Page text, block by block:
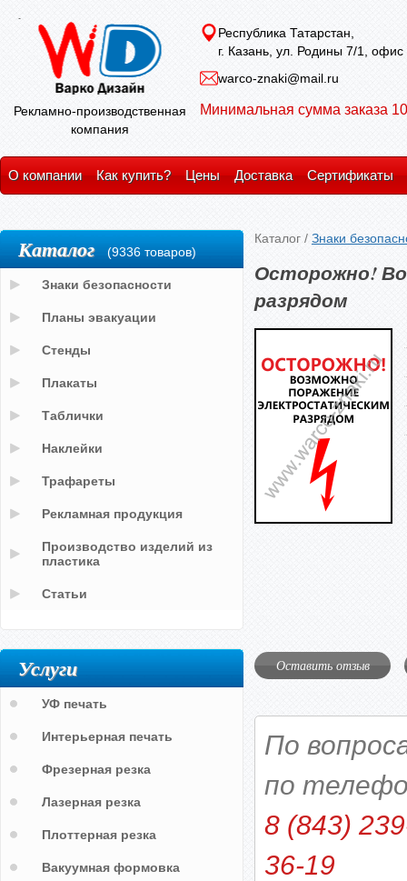
Рекламно-производственная
компания
Республика Татарстан,
г. Казань, ул. Родины 7/1, офис
warco-znaki@mail.ru
Минимальная сумма заказа
О компании Как купить? Цены Доставка Сертификаты
Каталог / Знаки
Осторожно!
разрядом
Оставить отзыв
По
по
8 (843)
36-19
Каталог (9336 товаров)
Знаки безопасности
Планы эвакуации
Стенды
Плакаты
Таблички
Наклейки
Трафареты
Рекламная продукция
Производство изделий из
пластика
Статьи
Услуги
УФ печать
Интерьерная печать
Фрезерная резка
Лазерная резка
Плоттерная резка
Вакуумная формовка